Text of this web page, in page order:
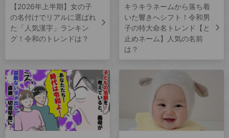
【2026年上半期】女の子
の名付けでリアルに選ばれ
た「人気漢字」ランキン
グ！令和のトレンドは？
キラキラネームから落ち着
いた響きへシフト！令和男
子の特大命名トレンド【と
止めネーム】人気の名前
は？